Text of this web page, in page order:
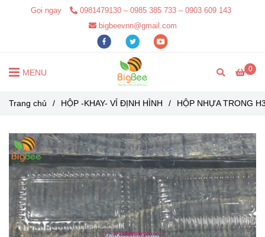
Gọi ngay
0981479130 – 0985 385 733 – 0903 609 143
bigbeevnn@gmail.com
0
MENU
Trang chủ / HỘP -KHAY- VỈ ĐỊNH HÌNH / HỘP NHỰA TRONG